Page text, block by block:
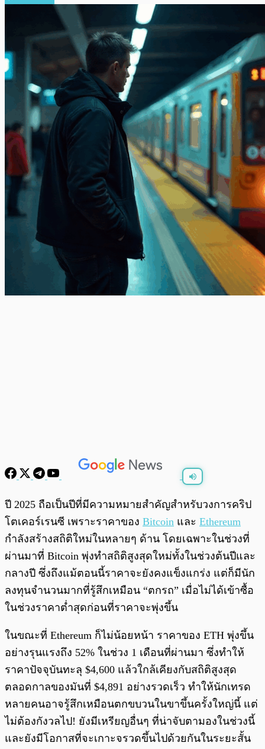
พร้อมเล่น
ปี 2025 ถือเป็นปีที่มีความหมายสำคัญสำหรับวงการคริป
โตเคอร์เรนซี เพราะราคาของ Bitcoin และ Ethereum
กำลังสร้างสถิติใหม่ในหลายๆ ด้าน โดยเฉพาะในช่วงที่
ผ่านมาที่ Bitcoin พุ่งทำสถิติสูงสุดใหม่ทั้งในช่วงต้นปีและ
กลางปี ซึ่งถึงแม้ตอนนี้ราคาจะยังคงแข็งแกร่ง แต่ก็มีนัก
ลงทุนจำนวนมากที่รู้สึกเหมือน “ตกรถ” เมื่อไม่ได้เข้าซื้อ
ในช่วงราคาต่ำสุดก่อนที่ราคาจะพุ่งขึ้น
ในขณะที่ Ethereum ก็ไม่น้อยหน้า ราคาของ ETH พุ่งขึ้น
อย่างรุนแรงถึง 52% ในช่วง 1 เดือนที่ผ่านมา ซึ่งทำให้
ราคาปัจจุบันทะลุ $4,600 แล้วใกล้เคียงกับสถิติสูงสุด
ตลอดกาลของมันที่ $4,891 อย่างรวดเร็ว ทำให้นักเทรด
หลายคนอาจรู้สึกเหมือนตกขบวนในขาขึ้นครั้งใหญ่นี้ แต่
ไม่ต้องกังวลไป! ยังมีเหรียญอื่นๆ ที่น่าจับตามองในช่วงนี้
และยังมีโอกาสที่จะเกาะจรวดขึ้นไปด้วยกันในระยะสั้น